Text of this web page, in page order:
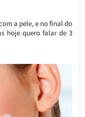
a pele, e no final do
hoje quero falar de 3